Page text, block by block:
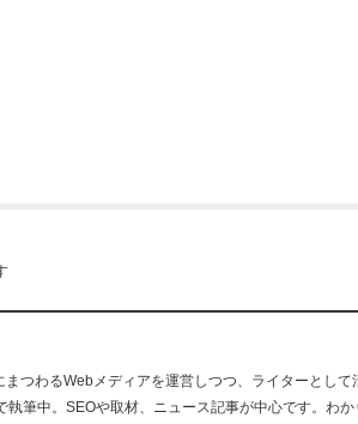
つわるWebメディアを運営しつつ、ライターとして
筆中。SEOや取材、ニュース記事が中心です。わか